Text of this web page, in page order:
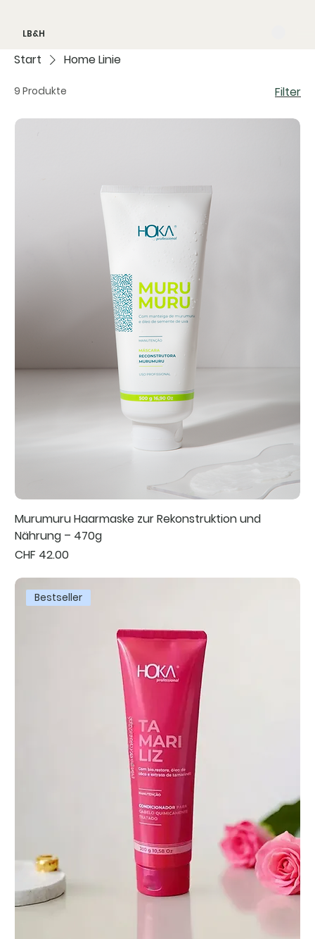
LB&H
Start Home Linie
9 Produkte Filter
Murumuru Haarmaske zur Rekonstruktion und
Nährung – 470g
Preis
CHF 42.00
Bestseller